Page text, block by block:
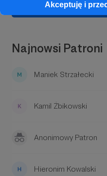
Akceptuję iZostań
Najnowsi Patroni
Maniek Strzałecki
Kamil Żbikowski
Anonimowy Patron
Hieronim Kowalski